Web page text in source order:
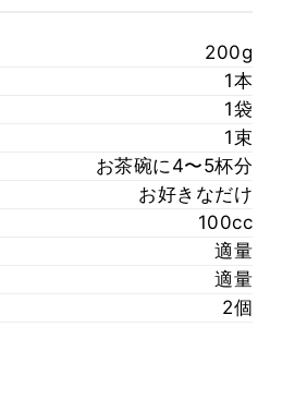
200g
1本
1袋
1束
お茶碗に4〜5杯分
お好きなだけ
100cc
適量
適量
2個